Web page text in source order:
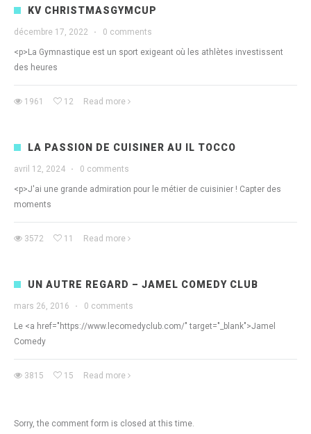
KV CHRISTMASGYMCUP
décembre 17, 2022 · 0 comments
<p>La Gymnastique est un sport exigeant où les athlètes investissent
des heures
1961 12 Read more
LA PASSION DE CUISINER AU IL TOCCO
avril 12, 2024 · 0 comments
<p>J'ai une grande admiration pour le métier de cuisinier ! Capter des
moments
3572 11 Read more
UN AUTRE REGARD – JAMEL COMEDY CLUB
mars 26, 2016 · 0 comments
Le <a href="https://www.lecomedyclub.com/" target="_blank">Jamel
Comedy
3815 15 Read more
Sorry, the comment form is closed at this time.